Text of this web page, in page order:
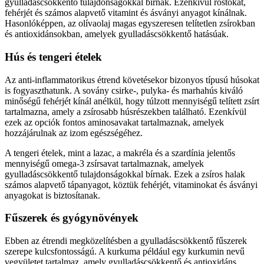
gyulladáscsökkentő tulajdonságokkal bírnak. Ezenkívül rostokat,
fehérjét és számos alapvető vitamint és ásványi anyagot kínálnak.
Hasonlóképpen, az olívaolaj magas egyszeresen telítetlen zsírokban
és antioxidánsokban, amelyek gyulladáscsökkentő hatásúak.
Hús és tengeri ételek
Az anti-inflammatorikus étrend követésekor bizonyos típusú húsokat
is fogyaszthatunk. A sovány csirke-, pulyka- és marhahús kiváló
minőségű fehérjét kínál anélkül, hogy túlzott mennyiségű telített zsírt
tartalmazna, amely a zsírosabb húsrészekben található. Ezenkívül
ezek az opciók fontos aminosavakat tartalmaznak, amelyek
hozzájárulnak az izom egészségéhez.
A tengeri ételek, mint a lazac, a makréla és a szardínia jelentős
mennyiségű omega-3 zsírsavat tartalmaznak, amelyek
gyulladáscsökkentő tulajdonságokkal bírnak. Ezek a zsíros halak
számos alapvető tápanyagot, köztük fehérjét, vitaminokat és ásványi
anyagokat is biztosítanak.
Fűszerek és gyógynövények
Ebben az étrendi megközelítésben a gyulladáscsökkentő fűszerek
szerepe kulcsfontosságú. A kurkuma például egy kurkumin nevű